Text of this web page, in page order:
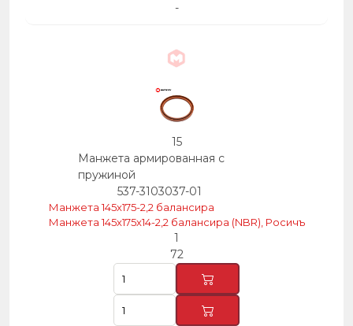
-
15
Манжета армированная с
пружиной
537-3103037-01
Манжета 145х175-2,2 балансира
Манжета 145х175х14-2,2 балансира (NBR), Росичъ
1
72